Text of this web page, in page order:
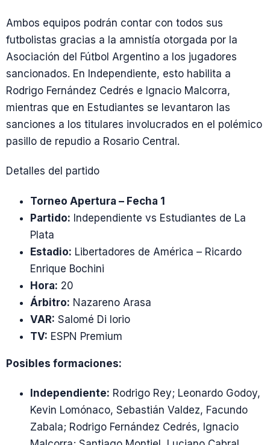
Ambos equipos podrán contar con todos sus
futbolistas gracias a la amnistía otorgada por la
Asociación del Fútbol Argentino a los jugadores
sancionados. En Independiente, esto habilita a
Rodrigo Fernández Cedrés e Ignacio Malcorra,
mientras que en Estudiantes se levantaron las
sanciones a los titulares involucrados en el polémico
pasillo de repudio a Rosario Central.
Detalles del partido
Torneo Apertura – Fecha 1
Partido: Independiente vs Estudiantes de La
Plata
Estadio: Libertadores de América – Ricardo
Enrique Bochini
Hora: 20
Árbitro: Nazareno Arasa
VAR: Salomé Di Iorio
TV: ESPN Premium
Posibles formaciones:
Independiente: Rodrigo Rey; Leonardo Godoy,
Kevin Lomónaco, Sebastián Valdez, Facundo
Zabala; Rodrigo Fernández Cedrés, Ignacio